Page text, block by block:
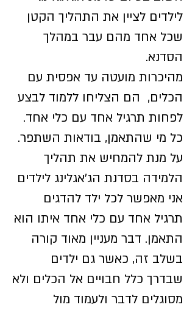
לילדים לציין את התהליך הקטן
שכל אחד מהם עבר במהלך
הסדנא.
מהיכרות מועטה עד אפסית עם
הכלים, הם הצליחו ללמוד לבצע
לפחות תרגיל אחד עם כלי אחד.
כל מי שהתאמן, בודאות השתפר.
על מנת להמחיש את תהליך
הלמידה בסדנת הג'אגלינג לילדים
אני מאפשר לכל ילד להדגים
תרגיל אחד עם כלי אחד איתו הוא
התאמן. דבר מעניין מאוד קורה
בשלב זה, כאשר גם ילדים
שבדרך כלל חבויים אל הכלים ולא
מסוגלים לדבר ולעמוד מול